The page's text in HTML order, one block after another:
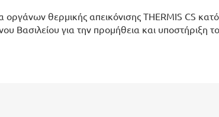
θερμικής απεικόνισης THERMIS CS
Βασιλείου για την προμήθεια και υποστήριξη